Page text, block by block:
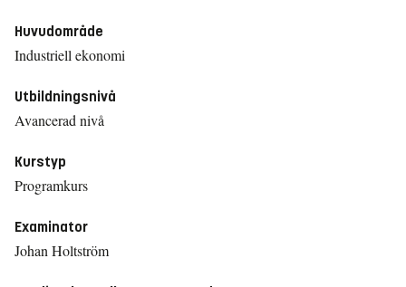
Huvudområde
Industriell ekonomi
Utbildningsnivå
Avancerad nivå
Kurstyp
Programkurs
Examinator
Johan Holtström